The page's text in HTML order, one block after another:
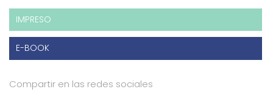
IMPRESO
E-BOOK
Compartir en las redes sociales